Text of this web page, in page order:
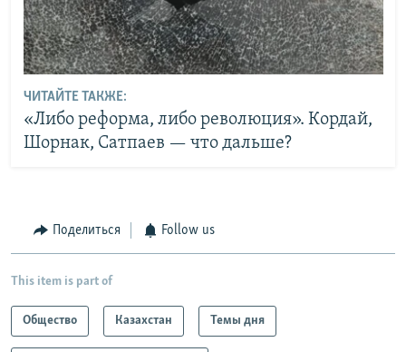
ЧИТАЙТЕ ТАКЖЕ:
«Либо реформа, либо революция». Кордай,
Шорнак, Сатпаев — что дальше?
Поделиться Follow us
This item is part of
Общество Казахстан Темы дня